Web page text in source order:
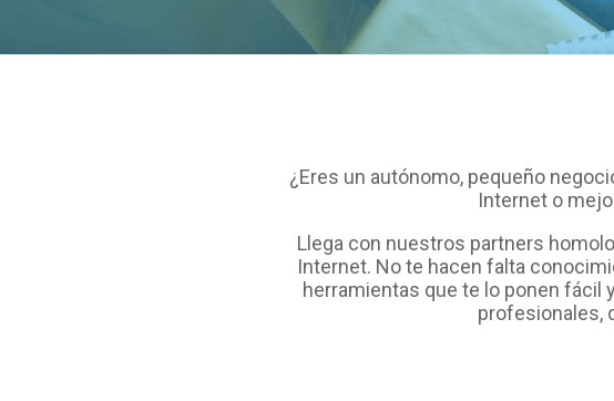
¿Eres un autónomo, pequeño
Internet o
Llega con nuestros partners
Internet. No te hacen falta
herramientas que te lo ponen fácil
profesionales,